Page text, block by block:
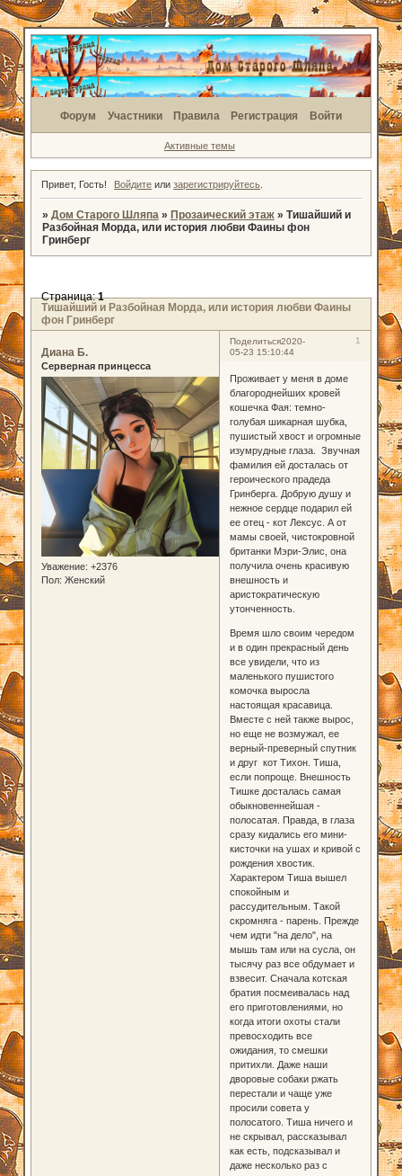
Форум Участники Правила Регистрация Войти
Активные темы
Привет, Гость! Войдите илизарегистрируйтесь
» Дом Старого Шляпа » Прозаический этаж » Тишайший и
Разбойная Морда, или история любви Фаины фон
Гринберг
Тишайший и Разбойная Морда, или история любви Фаины
фон Гринберг
Страница:1
Поделиться 1
2020-
05-23 15:10:44
Диана Б.
Серверная принцесса
Уважение: +2376
Пол: Женский
Проживает у меня в доме
благороднейших кровей
кошечка Фая: темно-
голубая шикарная шубка,
пушистый хвост и огромные
изумрудные глаза. Звучная
фамилия ей досталась от
героического прадеда
Гринберга. Добрую душу и
нежное сердце подарил ей
ее отец - кот Лексус. А от
мамы своей, чистокровной
британки Мэри-Элис, она
получила очень красивую
внешность и
аристократическую
утонченность.
Время шло своим чередом
и в один прекрасный день
все увидели, что из
маленького пушистого
комочка выросла
настоящая красавица.
Вместе с ней также вырос,
но еще не возмужал, ее
верный-преверный спутник
и друг кот Тихон. Тиша,
если попроще. Внешность
Тишке досталась самая
обыкновеннейшая -
полосатая. Правда, в глаза
сразу кидались его мини-
кисточки на ушах и кривой с
рождения хвостик.
Характером Тиша вышел
спокойным и
рассудительным. Такой
скромняга - парень. Прежде
чем идти "на дело", на
мышь там или на сусла, он
тысячу раз все обдумает и
взвесит. Сначала котская
братия посмеивалась над
его приготовлениями, но
когда итоги охоты стали
превосходить все
ожидания, то смешки
притихли. Даже наши
дворовые собаки ржать
перестали и чаще уже
просили совета у
полосатого. Тиша ничего и
не скрывал, рассказывал
как есть, подсказывал и
даже несколько раз с